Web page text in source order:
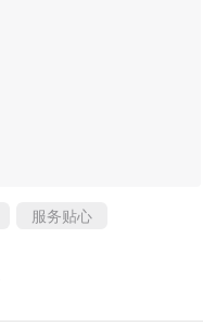
服务贴心